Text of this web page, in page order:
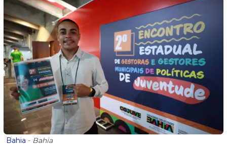
Bahia - Bahia